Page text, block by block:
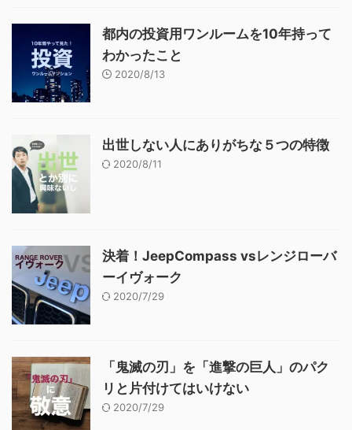
都内の投資用ワンルームを10年持って
わかったこと
2020/8/13
出世しない人にありがちな５つの特徴
2020/8/11
決着！JeepCompass vsレンジローバ
ーイヴォーク
2020/7/29
「鬼滅の刃」を「進撃の巨人」のパク
リと片付けてはいけない
2020/7/29